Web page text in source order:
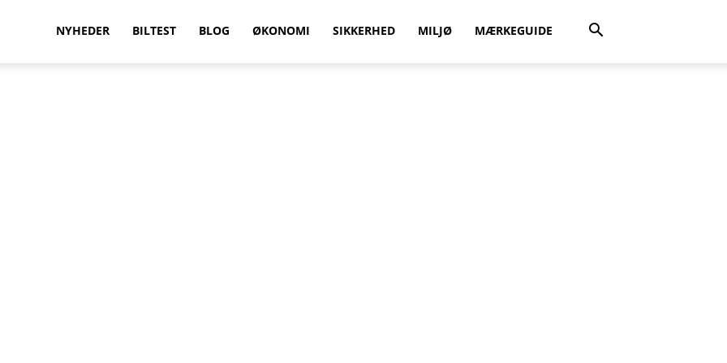
NYHEDER BILTEST BLOG ØKONOMI SIKKERHED MILJØ MÆRKEGUIDE